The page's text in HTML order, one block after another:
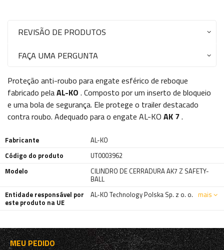
REVISÃO DE PRODUTOS
FAÇA UMA PERGUNTA
Proteção anti-roubo para engate esférico de reboque
fabricado pelaAL-KO . Composto por um inserto de bloqueio
e uma bola de segurança. Ele protege o trailer destacado
contra roubo. Adequado para o engate AL-KO AK 7.
Fabricante
AL-KO
Código do produto
UT0003962
Modelo
CILINDRO DE CERRADURA AK7 Z SAFETY-
BALL
Entidade responsável por
este produto na UE
AL-KO Technology Polska Sp. z o. o. mais
MEU PEDIDO